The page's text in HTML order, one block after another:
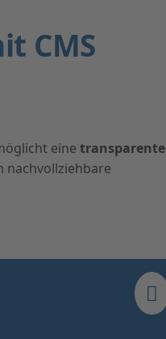
CMS
eine transparente